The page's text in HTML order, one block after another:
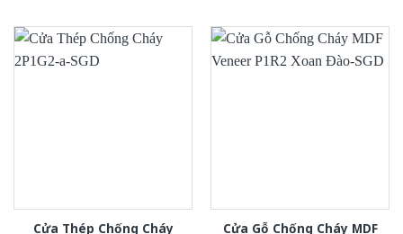
Cửa Thép Chống Cháy Cửa Gỗ Chống Cháy MDF